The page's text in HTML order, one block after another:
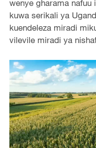
wenye gharama nafuu
kuwa serikali ya
kuendeleza miradi
vilevile miradi ya